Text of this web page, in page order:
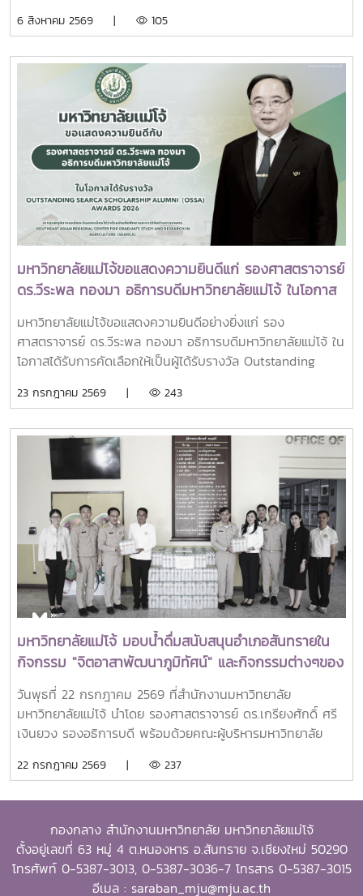
แลกเปลี่ยนประสบการณ์ด้าน Reinventing University ผ่าน
ผู้นำเครือข่ายอุดมศึกษา การนำเสนอกรณีศึกษาการประยุกต์ใช้
AI และนวัตกรรมจากภาคเอกชน รวมถึงกิจกรรม Forum-to-
Action เพื่อร่วมกำหนดข้อเสนอเชิงนโยบายและแผนปฏิบัติการใน
การขับเคลื่อนมหาวิทยาลัยไทยในอนาคตการเข้าร่วมประชุมในครั้ง
นี้มหาวิทยาลัยแม่โจ้ติดตามทิศทางการเปลี่ยนแปลงของการ
อุดมศึกษาไทย พร้อมแลกเปลี่ยนองค์ความรู้และสร้างความร่วม
มือกับเครือข่ายสถาบันอุดมศึกษาทั่วประเทศ เพื่อร่วมกันพัฒนา
มหาวิทยาลัยไทยให้ก้าวทันการเปลี่ยนแปลงของโลกยุคดิจิทัล และ
ยกระดับศักยภาพด้านการศึกษา วิจัย และนวัตกรรมอย่างยั่งยืน
บุคลากร รวมจำนวน 25 คน เป็นเจ้าภาพพระพิธีธรรมสวดพระ
พระบรมราชชนนีพันปีหลวง ณ พระที่นั่งดุสิตมหาปราสาท
พระบรมมหาราชวัง และเข้ากราบถวายบังคมพระศพสมเด็จ
พระเจ้าลูกเธอ เจ้าฟ้าพัชรกิติยาภา นเรนทิราเทพยวดี กรมหลวง
ราชสาริณีสิริพัชร มหาวัชรราชธิดา ณ พระที่นั่งพิมานรัตยา
พระบรมมหาราชวังการเข้าร่วมพิธีในครั้งนี้ นับเป็นพระ
มหากรุณาธิคุณล้นเกล้าล้นกระหม่อมแก่คณะผู้บริหาร
มหาวิทยาลัย สมาคมศิษย์เก่า และบุคลากร มหาวิทยาลัยแม่โจ้ที่ได้
ร่วมแสดงความจงรักภักดี ถวายความอาลัยและน้อมรำลึกในพระ
มหากรุณาธิคุณอย่างหาที่สุดมิได้
6 สิงหาคม 2569 | 105
มหาวิทยาลัยแม่โจ้ขอแสดงความยินดีแก่ รองศาสตราจารย์
ดร.วีระพล ทองมา อธิการบดีมหาวิทยาลัยแม่โจ้ ในโอกาส
ได้รับรางวัล Outstanding SEARCA Scholarship
Alumni (OSSA) Awards 2026
มหาวิทยาลัยแม่โจ้ขอแสดงความยินดีอย่างยิ่งแก่ รอง
ศาสตราจารย์ ดร.วีระพล ทองมา อธิการบดีมหาวิทยาลัยแม่โจ้ ใน
โอกาสได้รับการคัดเลือกให้เป็นผู้ได้รับรางวัล Outstanding
ศูนย์ภูมิภาคเอเชียตะวันออกเฉียงใต้ว่าด้วยบัณฑิตศึกษาและการ
for Graduate Study and Research in Agriculture
(SEARCA) นับเป็นรางวัลเกียรติยศระดับภูมิภาคที่มอบแก่ศิษย์
เก่าทุน SEARCA ผู้มีความสำเร็จโดดเด่นทางวิชาชีพ มีภาวะผู้นำ
และสร้างคุณูปการสำคัญต่อการพัฒนาการเกษตร ชนบท ชุมชน
และสังคมอย่างยั่งยืนรางวัล Outstanding SEARCA
Scholarship Alumni (OSSA) จัดตั้งขึ้นเพื่อเชิดชูเกียรติศิษย์
เก่าผู้ได้รับทุนการศึกษาระดับบัณฑิตศึกษาจาก SEARCA ซึ่งได้
นำองค์ความรู้ ประสบการณ์ และศักยภาพที่ได้รับจากการศึกษา
ไปสร้างคุณประโยชน์ต่อองค์กร ชุมชน ประเทศ และภูมิภาคเอเชีย
ตะวันออกเฉียงใต้ ตลอดจนเป็นแบบอย่างที่สะท้อนค่านิยมและ
ปรัชญาของ SEARCA ผ่านความสำเร็จในวิชาชีพ การบริการ
สาธารณะ และการอุทิศตนเพื่อส่วนรวมในปี 2026 การพิจารณา
รางวัลครอบคลุมผลงานสำคัญ 4 ด้าน ได้แก่ การสอน
(Teaching) การวิจัย (Research) การบริการสาธารณะและการ
พัฒนาชุมชน (Public Service and Community
Development) และธุรกิจการเกษตรและการเป็นผู้ประกอบการ
กับผลงานที่สามารถสร้างผลกระทบอย่างเป็นรูปธรรมต่อการ
จัดขึ้นในวาระเฉลิมฉลอง ครบรอบ 60 ปีของ SEARCA ซึ่งเป็น
องค์กรระดับภูมิภาคภายใต้ the Southeast Asian Ministers
of Education (SEAMEO) และมีบทบาทสำคัญในการพัฒนา
ศักยภาพบุคลากร ส่งเสริมการศึกษาและการวิจัย ตลอดจนสร้าง
23 กรกฎาคม 2569 | 243
มหาวิทยาลัยแม่โจ้ มอบน้ำดื่มสนับสนุนอำเภอสันทรายใน
กิจกรรม "จิตอาสาพัฒนาภูมิทัศน์" และกิจกรรมต่างๆของ
อำเภอสันทราย
วันพุธที่ 22 กรกฎาคม 2569 ที่สำนักงานมหาวิทยาลัย
มหาวิทยาลัยแม่โจ้ นำโดย รองศาสตราจารย์ ดร.เกรียงศักดิ์ ศรี
เงินยวง รองอธิการบดี พร้อมด้วยคณะผู้บริหารมหาวิทยาลัย
จำนวน 100 แพ็ค เพื่อใช้ในกิจกรรม “จิตอาสาพัฒนาภูมิทัศน์
พระเจ้าอยู่หัว เนื่องในโอกาสวันเฉลิมพระชนมพรรษา 28
กรกฎาคม 2569 พร้อมทั้งสนับสนุนโครงการ “ชาวเชียงใหม่ปลูก
ป่า รักษ์โลก เพิ่มพื้นที่สีเขียวสู่ชุมชน” แก่ผู้เข้าร่วมกิจกรรมและ
ประชาชนที่มาใช้บริการ
22 กรกฎาคม 2569 | 237
กองกลาง สำนักงานมหาวิทยาลัย มหาวิทยาลัยแม่โจ้
ตั้งอยู่เลขที่ 63 หมู่ 4 ต.หนองหาร อ.สันทราย จ.เชียงใหม่ 50290
โทรศัพท์ 0-5387-3013, 0-5387-3036-7 โทรสาร 0-5387-3015
อีเมล : saraban_mju@mju.ac.th